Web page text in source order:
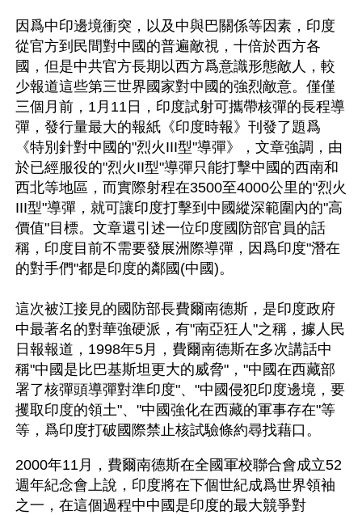
因爲中印邊境衝突，以及中與巴關係等因素，印度
從官方到民間對中國的普遍敵視，十倍於西方各
國，但是中共官方長期以西方爲意識形態敵人，較
少報道這些第三世界國家對中國的強烈敵意。僅僅
三個月前，1月11日，印度試射可攜帶核彈的長程導
彈，發行量最大的報紙《印度時報》刊發了題爲
《特別針對中國的"烈火III型"導彈》，文章強調，由
於已經服役的"烈火II型"導彈只能打擊中國的西南和
西北等地區，而實際射程在3500至4000公里的"烈火
III型"導彈，就可讓印度打擊到中國縱深範圍內的"高
價值"目標。文章還引述一位印度國防部官員的話
稱，印度目前不需要發展洲際導彈，因爲印度"潛在
的對手們"都是印度的鄰國(中國)。
這次被江接見的國防部長費爾南德斯，是印度政府
中最著名的對華強硬派，有"南亞狂人"之稱，據人民
日報報道，1998年5月，費爾南德斯在多次講話中
稱"中國是比巴基斯坦更大的威脅"，"中國在西藏部
署了核彈頭導彈對準印度"、"中國侵犯印度邊境，要
攫取印度的領土"、"中國強化在西藏的軍事存在"等
等，爲印度打破國際禁止核試驗條約尋找藉口。
2000年11月，費爾南德斯在全國軍校聯合會成立52
週年紀念會上說，印度將在下個世紀成爲世界領袖
之一，在這個過程中中國是印度的最大競爭對